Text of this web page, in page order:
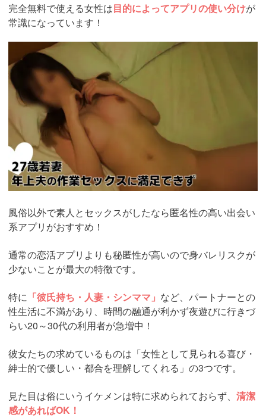
完全無料で使える女性は目的によってアプリの使い分けが
常識になっています！
https://pcmax.jp/lp/?
ad_id=rm307152
風俗以外で素人とセックスがしたなら匿名性の高い出会い
系アプリがおすすめ！
通常の恋活アプリよりも秘匿性が高いので身バレリスクが
少ないことが最大の特徴です。
特に 「彼氏持ち・人妻・シンママ」 など、パートナーとの
性生活に不満があり、時間の融通が利かず夜遊びに行きづ
らい20～30代の利用者が急増中！
彼女たちの求めているものは「女性として見られる喜び・
紳士的で優しい・都合を理解してくれる」の3つです。
見た目は俗にいうイケメンは特に求められておらず、 清潔
感があればOK！